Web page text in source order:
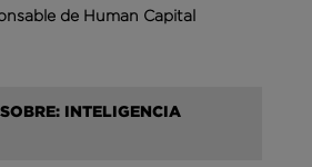
de Human Capital
INTELIGENCIA